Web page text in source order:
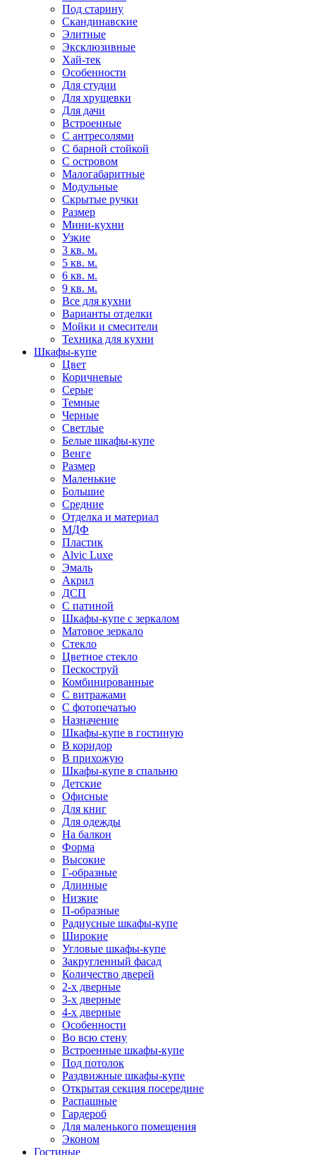
Под старину
Скандинавские
Элитные
Эксклюзивные
Хай-тек
Особенности
Для студии
Для хрущевки
Для дачи
Встроенные
С антресолями
С барной стойкой
С островом
Малогабаритные
Модульные
Скрытые ручки
Размер
Мини-кухни
Узкие
3 кв. м.
5 кв. м.
6 кв. м.
9 кв. м.
Все для кухни
Варианты отделки
Мойки и смесители
Техника для кухни
Шкафы-купе
Цвет
Коричневые
Серые
Темные
Черные
Светлые
Белые шкафы-купе
Венге
Размер
Маленькие
Большие
Средние
Отделка и материал
МДФ
Пластик
Alvic Luxe
Эмаль
Акрил
ДСП
С патиной
Шкафы-купе с зеркалом
Матовое зеркало
Стекло
Цветное стекло
Пескоструй
Комбинированные
С витражами
С фотопечатью
Назначение
Шкафы-купе в гостиную
В коридор
В прихожую
Шкафы-купе в спальню
Детские
Офисные
Для книг
Для одежды
На балкон
Форма
Высокие
Г-образные
Длинные
Низкие
П-образные
Радиусные шкафы-купе
Широкие
Угловые шкафы-купе
Закругленный фасад
Количество дверей
2-х дверные
3-х дверные
4-х дверные
Особенности
Во всю стену
Встроенные шкафы-купе
Под потолок
Раздвижные шкафы-купе
Открытая секция посередине
Распашные
Гардероб
Для маленького помещения
Эконом
Гостиные